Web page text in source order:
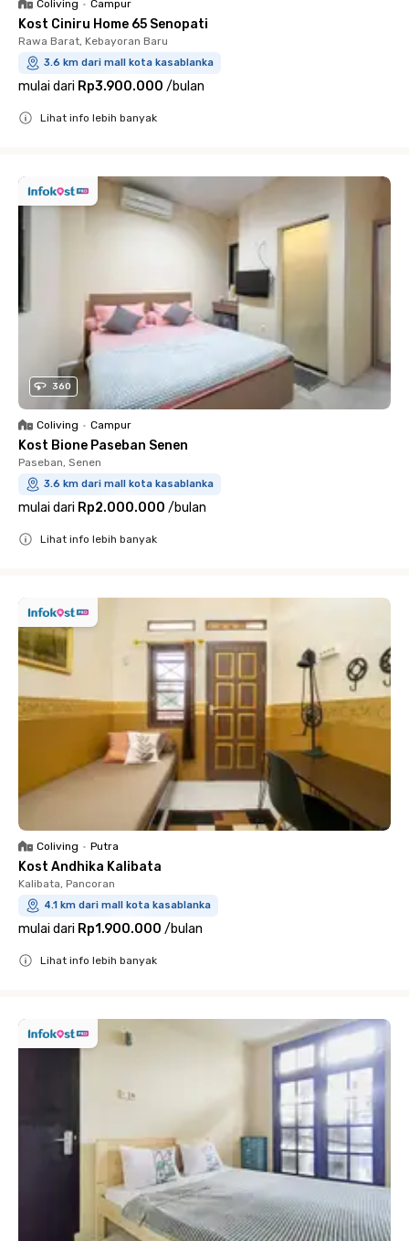
Coliving • Campur
Kost Ciniru Home 65 Senopati
Rawa Barat, Kebayoran Baru
3.6 km dari mall kota kasablanka
mulai dari Rp3.900.000 /bulan
Lihat info lebih banyak
360
Coliving • Campur
Kost Bione Paseban Senen
Paseban, Senen
3.6 km dari mall kota kasablanka
mulai dari Rp2.000.000 /bulan
Lihat info lebih banyak
Coliving • Putra
Kost Andhika Kalibata
Kalibata, Pancoran
4.1 km dari mall kota kasablanka
mulai dari Rp1.900.000 /bulan
Lihat info lebih banyak